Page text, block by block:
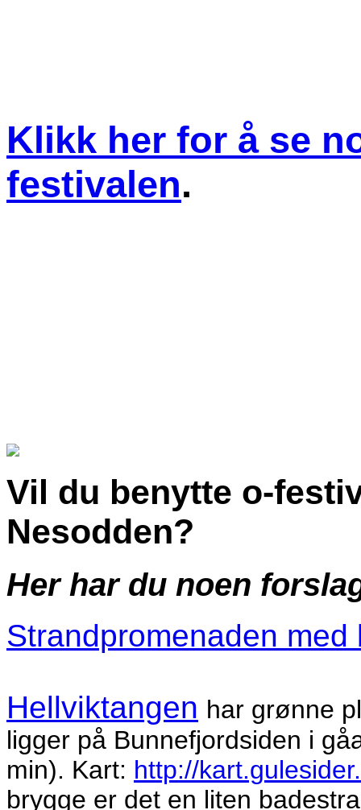
Klikk her for å se
festivalen.
Vil du benytte o-
Nesodden?
Her har du noen
Strandpromenaden med
Hellviktangen har grønne
ligger på Bunnefjordsiden i
min). Kart: http://
brygge er det en liten